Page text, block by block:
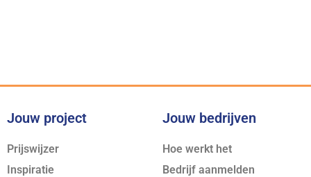
Jouw project
Prijswijzer
Inspiratie
Jouw bedrijven
Hoe werkt het
Bedrijf aanmelden